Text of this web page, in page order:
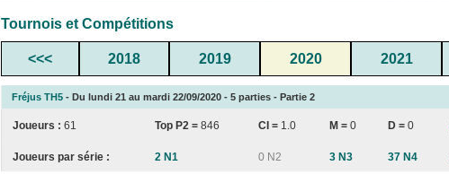
Tournois et Compétitions
<<< 2018 2019 2020 2021
Fréjus TH5 - Du lundi 21 au mardi 22/09/2020 - 5 parties - Partie 2
Joueurs : 61 Top P2 = 846 CI = 1.0 M = 0 D = 0
Joueurs par série : 2 N1 0 N2 3 N3 37 N4